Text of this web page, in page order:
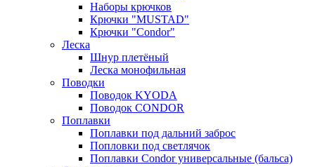
Наборы крючков
Крючки "MUSTAD"
Крючки "Condor"
Леска
Шнур плетёный
Леска монофильная
Поводки
Поводок KYODA
Поводок CONDOR
Поплавки
Поплавки под дальний заброс
Попловки под светлячок
Поплавки Condor универсальные (бальса)